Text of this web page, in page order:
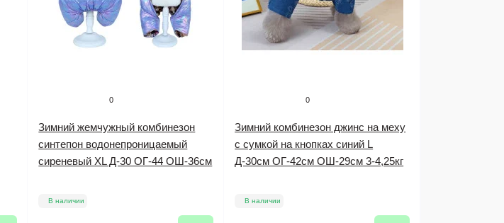
0
Зимний жемчужный комбинезон
синтепон водонепроницаемый
сиреневый XL Д-30 ОГ-44 ОШ-36см
В наличии
0
Зимний комбинезон джинс на меху
с сумкой на кнопках синий L
Д-30см ОГ-42см ОШ-29см 3-4,25кг
В наличии